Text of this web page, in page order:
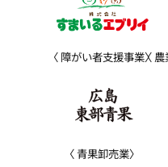
障がい者支援事業
青果卸売業